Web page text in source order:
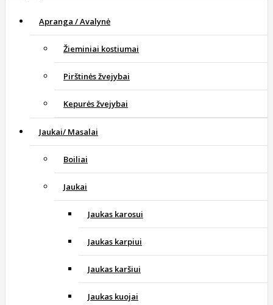
Apranga / Avalynė
Žieminiai kostiumai
Pirštinės žvejybai
Kepurės žvejybai
Jaukai/ Masalai
Boiliai
Jaukai
Jaukas karosui
Jaukas karpiui
Jaukas karšiui
Jaukas kuojai